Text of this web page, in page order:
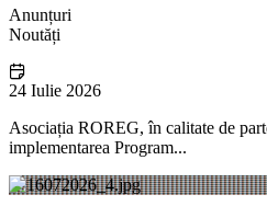
Anunțuri
Noutăți
24 Iulie 2026
Asociația ROREG, în calitate de
implementarea Program...